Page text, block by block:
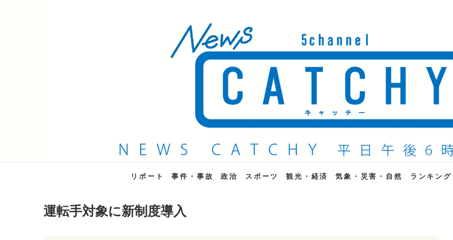
QAB NEWS Headline
キャッチー 月曜〜金曜 午後6時15分放送
リポート 事件・事故 政治 スポーツ 観光・経済 気象・災害・自然 ランキング
運転手対象に新制度導入